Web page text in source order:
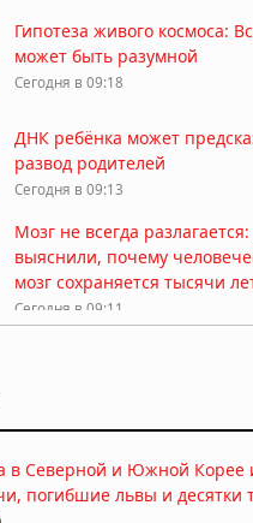
Гипотеза живого космоса:
может быть разумной
Сегодня в 09:18
ДНК ребёнка может
развод родителей
Сегодня в 09:13
Мозг не всегда
выяснили, почему
мозг сохраняется тысячи
Сегодня в 09:11
Магнитное поле Земли
контролирует ваш разум и
в Северной и Южной Корее
погибшие львы и десятки